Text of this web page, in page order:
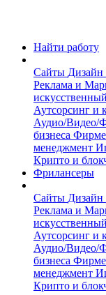
Найти работу
Сайты Дизайн
Реклама и
Аутсорсинг и
Аудио/Видео/
бизнеса
менеджмент
Крипто и
Фрилансеры
Сайты Дизайн
Реклама и
Аутсорсинг и
Аудио/Видео/
бизнеса
менеджмент
Крипто и